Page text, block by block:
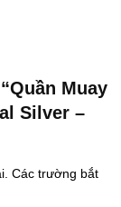
Muay
Silver –
Các trường bắt